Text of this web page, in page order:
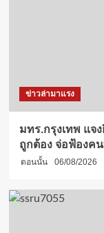
ข่าวล่ามาแรง
มทร.กรุงเทพ แจ
ถูกต้อง จ่อฟ้องค
ตอนนั้น 06/08/2026